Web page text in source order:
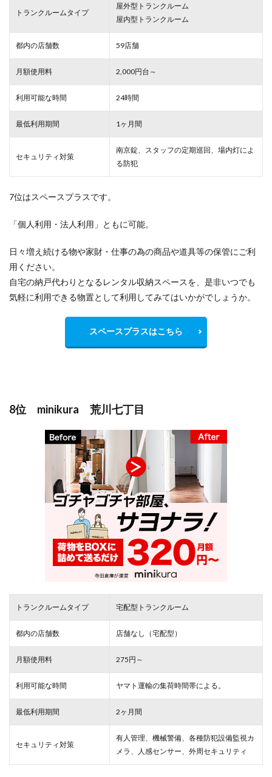
トランクルームタイプ
屋外型トランクルーム
屋内型トランクルーム
都内の店舗数 59店舗
月額使用料 2,000円台～
利用可能な時間 24時間
最低利用期間 1ヶ月間
セキュリティ対策
南京錠、スタッフの定期巡回、場内灯によ
る防犯
7位はスペースプラスです。
「個人利用・法人利用」ともに可能。
日々増え続ける物や家財・仕事の為の商品や道具等の保管にご利
用ください。
自宅の納戸代わりとなるレンタル収納スペースを、是非いつでも
気軽に利用できる物置として利用してみてはいかがでしょうか。
スペースプラスはこちら
8位 minikura 荒川七丁目
トランクルームタイプ 宅配型トランクルーム
都内の店舗数 店舗なし（宅配型）
月額使用料 275円～
利用可能な時間 ヤマト運輸の集荷時間帯による。
最低利用期間 2ヶ月間
セキュリティ対策
有人管理、機械警備、各種防犯設備監視カ
メラ、人感センサー、外周セキュリティ